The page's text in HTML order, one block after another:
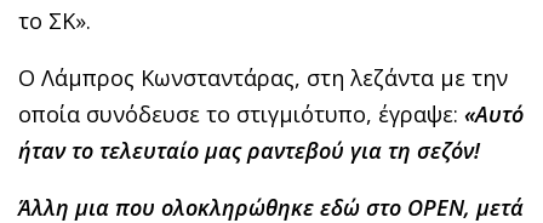
το ΣΚ».
Ο Λάμπρος Κωνσταντάρας, στη λεζάντα με την
οποία συνόδευσε το στιγμιότυπο, έγραψε: «Αυτό
ήταν το τελευταίο μας ραντεβού για τη σεζόν!
Άλλη μια που ολοκληρώθηκε εδώ στο OPEN, μετά